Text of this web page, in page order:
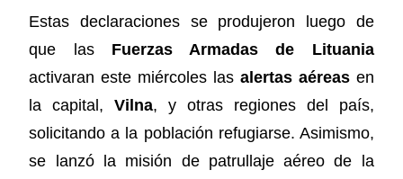
Estas declaraciones se produjeron luego de
que las Fuerzas Armadas de Lituania
activaran este miércoles las alertas aéreasen
la capital,Vilna, y otras regiones del país,
solicitando a la población refugiarse. Asimismo,
se lanzó la misión de patrullaje aéreo de la